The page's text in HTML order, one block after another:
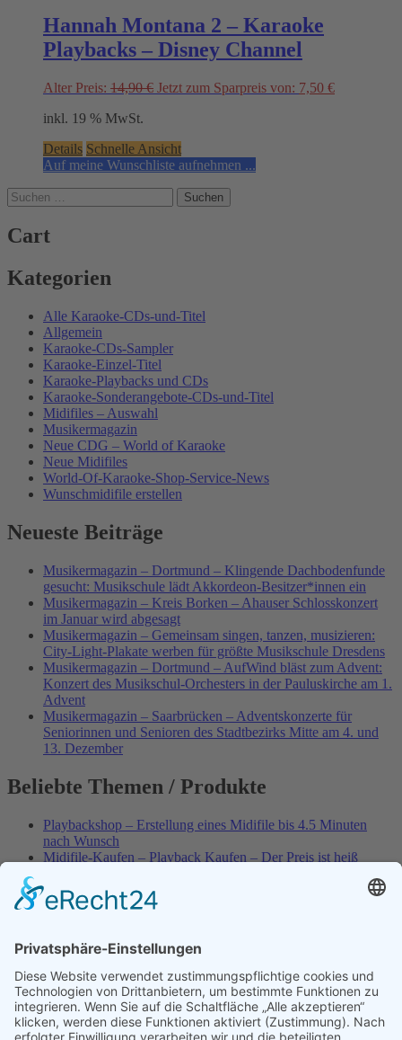
Hannah Montana 2 – Karaoke
Playbacks – Disney Channel
Alter Preis: 14,90€ Original
Jetzt zum Sparpreis von: 7,50 €Current
inkl. 19 % MwSt.
Details Schnelle Ansicht
Auf meine Wunschliste aufnehmen ...
Suchen
nach:
Cart
Kategorien
Alle Karaoke-CDs-und-Titel
Allgemein
Karaoke-CDs-Sampler
Karaoke-Einzel-Titel
Karaoke-Playbacks und CDs
Karaoke-Sonderangebote-CDs-und-Titel
Midifiles – Auswahl
Musikermagazin
Neue CDG – World of Karaoke
Neue Midifiles
World-Of-Karaoke-Shop-Service-News
Wunschmidifile erstellen
Neueste Beiträge
Musikermagazin – Dortmund – Klingende Dachbodenfunde
gesucht: Musikschule lädt Akkordeon-Besitzer*innen ein
Musikermagazin – Kreis Borken – Ahauser Schlosskonzert
im Januar wird abgesagt
Musikermagazin – Gemeinsam singen, tanzen, musizieren:
City-Light-Plakate werben für größte Musikschule Dresdens
Musikermagazin – Dortmund – AufWind bläst zum Advent:
Konzert des Musikschul-Orchesters in der Pauluskirche am 1.
Advent
Musikermagazin – Saarbrücken – Adventskonzerte für
Seniorinnen und Senioren des Stadtbezirks Mitte am 4. und
13. Dezember
Beliebte Themen / Produkte
Playbackshop – Erstellung eines Midifile bis 4.5 Minuten
nach Wunsch
Midifile-Kaufen – Playback Kaufen – Der Preis ist heiß
Best of Karaoke – Roy Black – Playbacks – Absolute Rarität
World-of-Karaoke – Midifiles kaufen – Ich baue Dein
Playbackshop – Erstellung eines Wunschmidifile bis 3.5
Minuten
10 Spanische All-TIME Sommerhits als Karaoke-Playbacks –
Absolute Klassiker
Dein AKTUELLER Warenkorb
Playbackshop – Erstellung eines Wunschmidifile bis 3.0